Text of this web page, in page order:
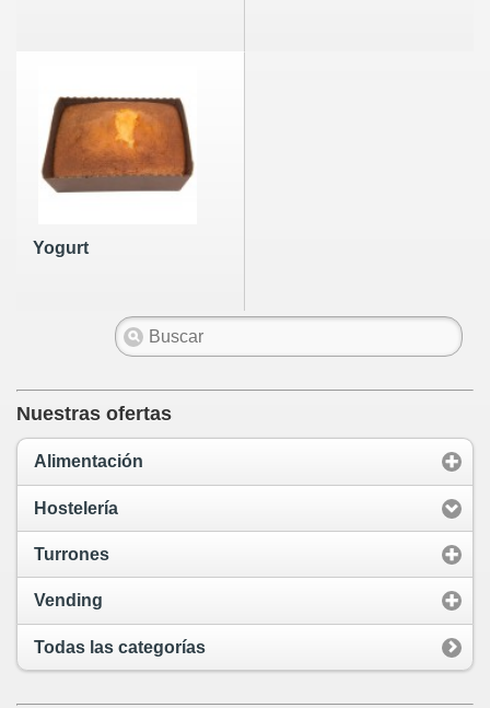
Yogurt
Nuestras ofertas
Alimentación
Hostelería
Turrones
Vending
Todas las categorías